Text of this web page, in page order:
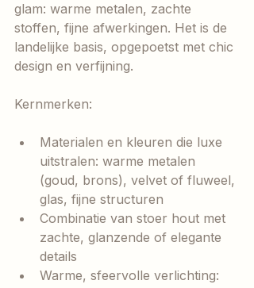
glam: warme metalen, zachte
stoffen, fijne afwerkingen. Het is de
landelijke basis, opgepoetst met chic
design en verfijning.
Kernmerken:
Materialen en kleuren die luxe
uitstralen: warme metalen
(goud, brons), velvet of fluweel,
glas, fijne structuren
Combinatie van stoer hout met
zachte, glanzende of elegante
details
Warme, sfeervolle verlichting: